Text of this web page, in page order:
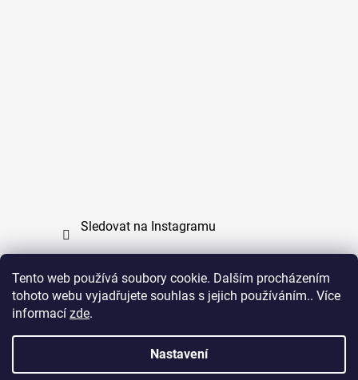
Tento web používá soubory cookie. Dalším procházením
tohoto webu vyjadřujete souhlas s jejich používáním.. Více
informací zde.
Nastavení
Sledovat na Instagramu
Copyright (c) 2011 - 2026 zoo-branik.cz - Všechna